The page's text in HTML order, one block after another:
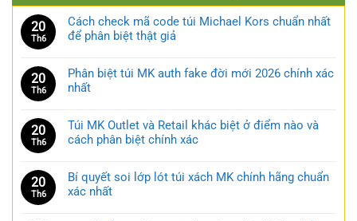
20
Th6
Cách check mã code túi Michael Kors chuẩn nhất
để phân biệt thật giả
20
Th6
Phân biệt túi MK auth fake đời mới 2026 chính xác
nhất
20
Th6
Túi MK Outlet và Retail khác biệt ở điểm nào và
cách phân biệt chính xác
20
Th6
Bí quyết soi lớp lót túi xách MK chính hãng chuẩn
xác nhất